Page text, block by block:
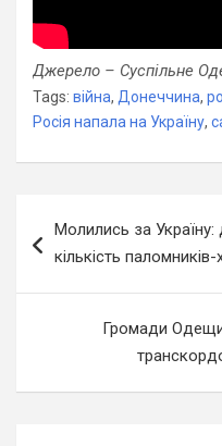
Джерело – Суспільне
Tags: війна, Донеччина,
Росія напала на Україну,
записів
Молились за Україну:
кількість
Громади